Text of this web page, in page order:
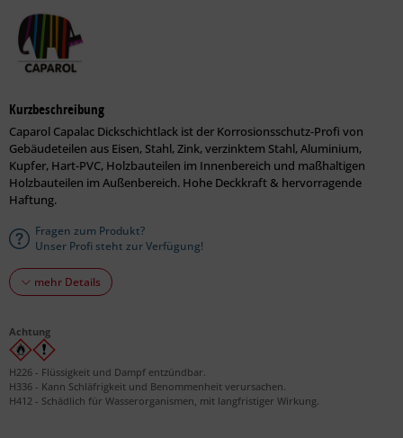
Kurzbeschreibung
Caparol Capalac Dickschichtlack ist der Korrosionsschutz-Profi von
Gebäudeteilen aus Eisen, Stahl, Zink, verzinktem Stahl, Aluminium,
Kupfer, Hart-PVC, Holzbauteilen im Innen­bereich und maßhaltigen
Holzbauteilen im Außen­bereich. Hohe Deckkraft & hervorragende
Haftung.
Fragen zum Produkt?
Unser Profi steht zur Verfügung!
mehr Details
Achtung
H226 - Flüssigkeit und Dampf entzündbar.
H336 - Kann Schläfrigkeit und Benommenheit verursachen.
H412 - Schädlich für Wasserorganismen, mit langfristiger Wirkung.